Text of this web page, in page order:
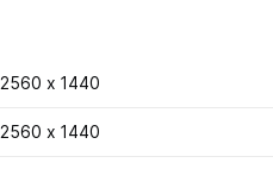
2560 x 1440
2560 x 1440